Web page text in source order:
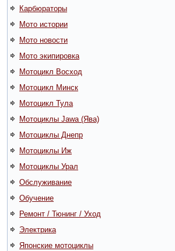
Карбюраторы
Мото истории
Мото новости
Мото экипировка
Мотоцикл Восход
Мотоцикл Минск
Мотоцикл Тула
Мотоциклы Jawa (Ява)
Мотоциклы Днепр
Мотоциклы Иж
Мотоциклы Урал
Обслуживание
Обучение
Ремонт / Тюнинг / Уход
Электрика
Японские мотоциклы